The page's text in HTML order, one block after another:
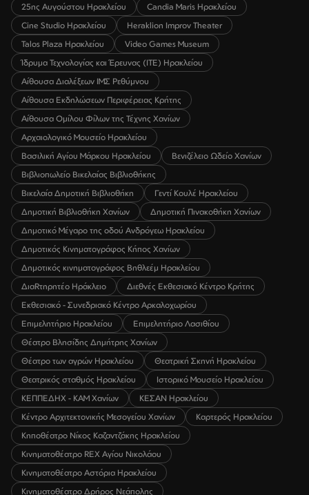
25ης Αυγούστου Ηρακλείου
Candia Maris Ηρακλείου
Cine Studio Ηρακλείου
Heraklion Improv Theater
Talos Plaza Ηρακλείου
Video Games Museum
Ίδρυμα Τεχνολογίας και Έρευνας (ΙΤΕ) Ηρακλείου
Αίθουσα Διαλέξεων ΙΜΣ Ρεθύμνου
Αίθουσα Εκδηλώσεων Περιφέρειας Κρήτης
Αίθουσα Ομίλου Φίλων της Τέχνης Χανίων
Αρχαιολογικό Μουσείο Ηρακλείου
Βασιλική Αγίου Μάρκου Ηρακλείου
Βενιζέλειο Ωδείο Χανίων
Βιβλιοπωλείο Βικελαίας Βιβλιοθήκης
Βικελαία Δημοτική Βιβλιοθήκη
Γεντί Κουλέ Ηρακλείου
Δημοτική Βιβλιοθήκη Χανίων
Δημοτική Πινακοθήκη Χανίων
Δημοτικό Μέγαρο της οδού Ανδρόγεω Ηρακλείου
Δημοτικός Κινηματογράφος Κήπος Χανίων
Δημοτικός κινηματογράφος Βηθλεέμ Ηρακλείου
ΔιαRτηρητέο Ηράκλειο
Διεθνές Εκθεσιακό Κέντρο Κρήτης
Εκθεσιακό - Συνεδριακό Κέντρο Αρκαλοχωρίου
Επιμελητήριο Ηρακλείου
Επιμελητήριο Λασιθίου
Θέατρο Βλησίδης Δημήτρης Χανίων
Θέατρο των αγρών Ηρακλείου
Θεατρική Σκηνή Ηρακλείου
Θεατρικός σταθμός Ηρακλείου
Ιστορικό Μουσείο Ηρακλείου
ΚΕΠΠΕΔΗΧ - ΚΑΜ Χανίων
ΚΕΣΑΝ Ηρακλείου
Κέντρο Αρχιτεκτονικής Μεσογείου Χανίων
Καρτερός Ηρακλείου
Κηποθέατρο Νίκος Καζαντζάκης Ηρακλείου
Κινηματοθέατρο REX Αγίου Νικολάου
Κινηματοθέατρο Αστόρια Ηρακλείου
Κινηματοθέατρο Δρήρος Νεάπολης